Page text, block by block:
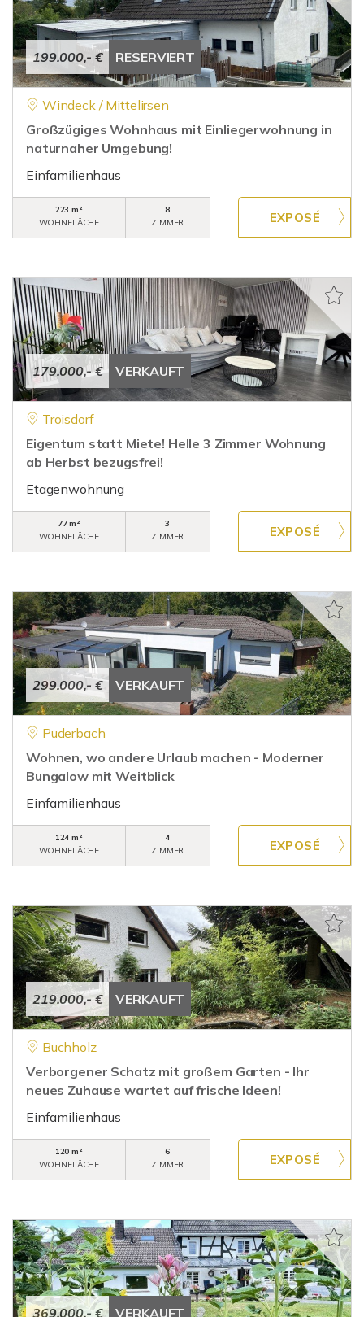
199.000,- € RESERVIERT
Windeck / Mittelirsen
Großzügiges Wohnhaus mit Einliegerwohnung in
naturnaher Umgebung!
Einfamilienhaus
223 m²
WOHNFLÄCHE
8
ZIMMER
179.000,- € VERKAUFT
Troisdorf
Eigentum statt Miete! Helle 3 Zimmer Wohnung
ab Herbst bezugsfrei!
Etagenwohnung
77 m²
WOHNFLÄCHE
3
ZIMMER
299.000,- € VERKAUFT
Puderbach
Wohnen, wo andere Urlaub machen - Moderner
Bungalow mit Weitblick
Einfamilienhaus
124 m²
WOHNFLÄCHE
4
ZIMMER
219.000,- € VERKAUFT
Buchholz
Verborgener Schatz mit großem Garten - Ihr
neues Zuhause wartet auf frische Ideen!
Einfamilienhaus
120 m²
WOHNFLÄCHE
6
ZIMMER
369.000,- € VERKAUFT